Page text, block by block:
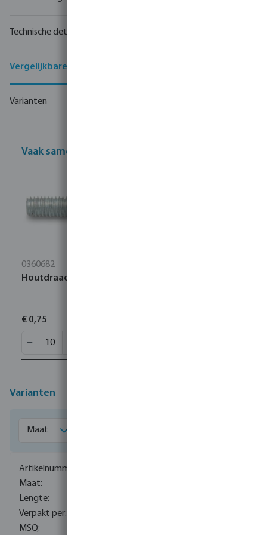
Technische details
Vergelijkbare producten
Varianten
Vaak samen gekocht
0360682
Houtdraadpen staal gegalvaniseerd M8 80 mm
€ 0,75
Varianten